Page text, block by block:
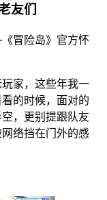
友们
冒险岛》官方怀
家，这些年我一
的时候，面对的
，更别提跟队友
络挡在门外的感